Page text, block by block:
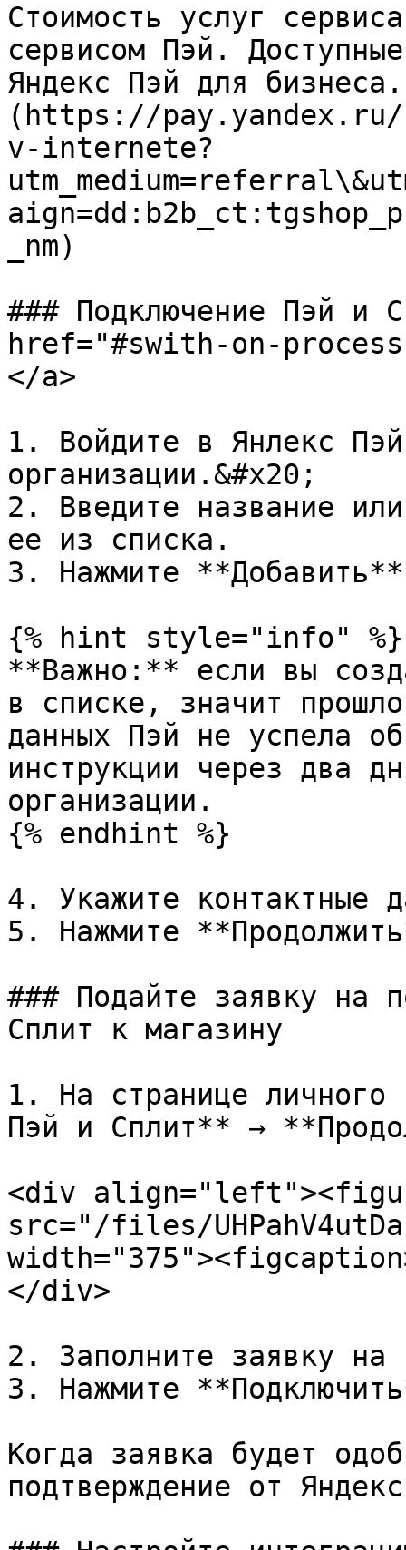
Стоимость услуг
сервисом Пэй.
Яндекс Пэй для
(https://
v-internete?
_nm)
### Подключение Пэй и
href="#swith-on-
</a>
1. Войдите в Янлекс
организации.&#x20;
2. Введите название
ее из списка.
3. Нажмите
{% hint style="info" %}
**Важно:** если вы
в списке, значит
данных Пэй не успела
инструкции через два
организации.
{% endhint %}
4. Укажите контактные
5. Нажмите
### Подайте заявку на
Сплит к магазину
1. На странице личного
Пэй и Сплит** →
<div
src="/files/
</div>
2. Заполните заявку на
3. Нажмите
Когда заявка будет
подтверждение от